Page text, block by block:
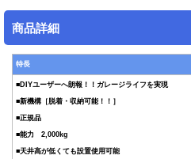
商品詳細
特長
■DIYユーザーへ朗報！！ガレージライフを実現
■新機構［脱着・収納可能！！］
■正規品
■能力 2,000kg
■天井高が低くても設置使用可能